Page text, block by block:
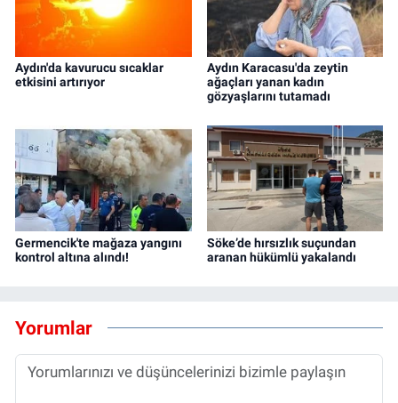
Aydın'da kavurucu sıcaklar
etkisini artırıyor
Aydın Karacasu'da zeytin
ağaçları yanan kadın
gözyaşlarını tutamadı
Germencik'te mağaza yangını
kontrol altına alındı!
Söke’de hırsızlık suçundan
aranan hükümlü yakalandı
Yorumlar